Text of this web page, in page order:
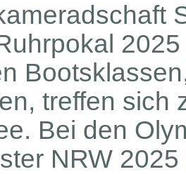
treffen sich
Bei den
NRW 2025